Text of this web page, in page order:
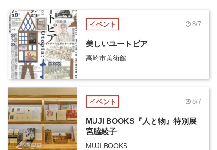
イベント 8/7
美しいユートピア
高崎市美術館
イベント 8/7
MUJI BOOKS『人と物』特別展
宮脇綾子
MUJI BOOKS